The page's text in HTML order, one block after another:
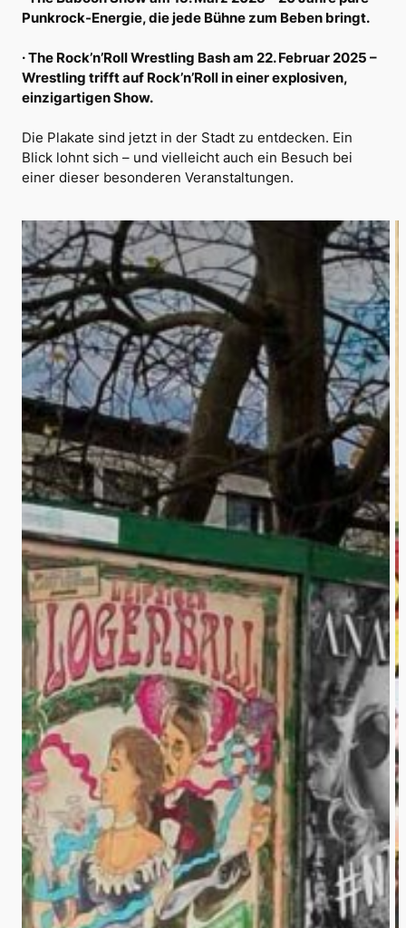
Punkrock-Energie, die jede Bühne zum Beben bringt.
· The Rock’n’Roll Wrestling Bash am 22. Februar 2025 –
Wrestling trifft auf Rock’n’Roll in einer explosiven,
einzigartigen Show.
Die Plakate sind jetzt in der Stadt zu entdecken. Ein
Blick lohnt sich – und vielleicht auch ein Besuch bei
einer dieser besonderen Veranstaltungen.